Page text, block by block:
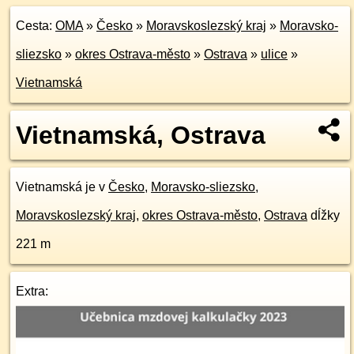
Cesta: OMA» Česko » Moravskoslezský kraj » Moravsko-
sliezsko » okres Ostrava-město » Ostrava » ulice »
Vietnamská
Vietnamská, Ostrava
Vietnamská je v Česko, Moravsko-sliezsko,
Moravskoslezský kraj, okres Ostrava-město, Ostrava dĺžky
221 m
Extra: